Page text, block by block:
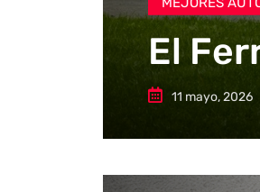
El
11 mayo, 2026